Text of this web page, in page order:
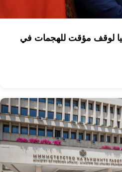
لوقف مؤقت للهجمات في